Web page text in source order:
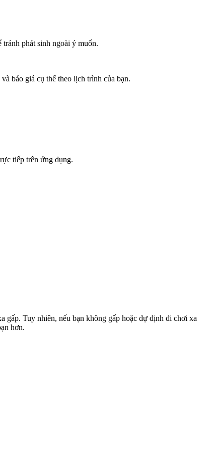
phát sinh ngoài ý muốn.
báo giá cụ thể theo lịch trình của bạn.
tiếp trên ứng dụng.
gấp. Tuy nhiên, nếu bạn không gấp hoặc dự định đi chơi xa
hơn.